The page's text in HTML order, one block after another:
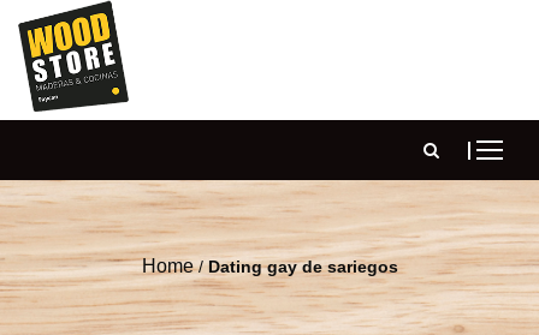
Home/Dating gay de sariegos